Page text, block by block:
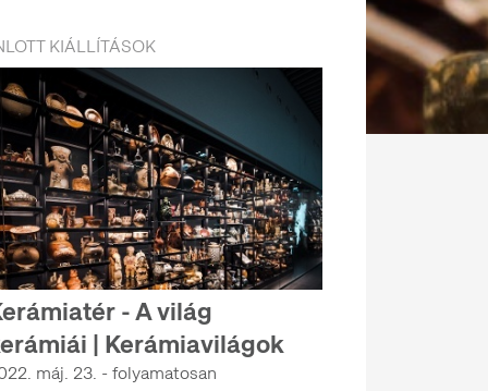
KIÁLLÍTÁSOK
- A világ
| Kerámiavilágok
máj. 23. - folyamatosan